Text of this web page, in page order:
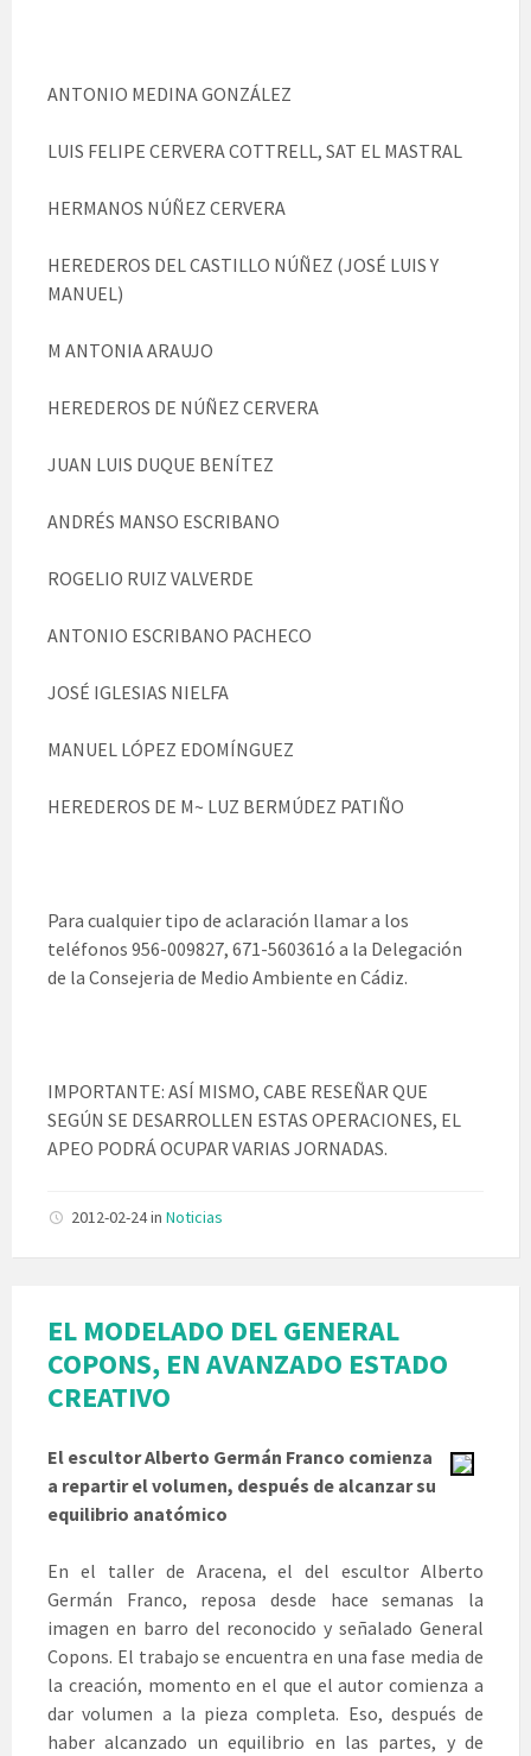
ANTONIO MEDINA GONZÁLEZ
LUIS FELIPE CERVERA COTTRELL, SAT EL MASTRAL
HERMANOS NÚÑEZ CERVERA
HEREDEROS DEL CASTILLO NÚÑEZ (JOSÉ LUIS Y
MANUEL)
M ANTONIA ARAUJO
HEREDEROS DE NÚÑEZ CERVERA
JUAN LUIS DUQUE BENÍTEZ
ANDRÉS MANSO ESCRIBANO
ROGELIO RUIZ VALVERDE
ANTONIO ESCRIBANO PACHECO
JOSÉ IGLESIAS NIELFA
MANUEL LÓPEZ EDOMÍNGUEZ
HEREDEROS DE M~ LUZ BERMÚDEZ PATIÑO
Para cualquier tipo de aclaración llamar a los
teléfonos 956-009827, 671-560361ó a la Delegación
de la Consejeria de Medio Ambiente en Cádiz.
IMPORTANTE: ASÍ MISMO, CABE RESEÑAR QUE
SEGÚN SE DESARROLLEN ESTAS OPERACIONES, EL
APEO PODRÁ OCUPAR VARIAS JORNADAS.
2012-02-24in Noticias
EL MODELADO DEL GENERAL
COPONS, EN AVANZADO ESTADO
CREATIVO
El escultor Alberto Germán Franco comienza
a repartir el volumen, después de alcanzar su
equilibrio anatómico
En el taller de Aracena, el del escultor Alberto
Germán Franco, reposa desde hace semanas la
imagen en barro del reconocido y señalado General
Copons. El trabajo se encuentra en una fase media de
la creación, momento en el que el autor comienza a
dar volumen a la pieza completa. Eso, después de
haber alcanzado un equilibrio en las partes, y de